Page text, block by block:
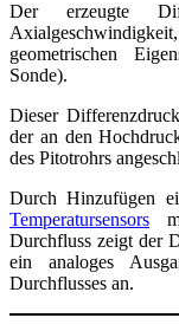
Der erzeugte
geometrischen
Sonde).
Dieser
der an den
des Pitotrohrs
Durch Hinzufügen
Temperatursensors
Durchfluss zeigt der
ein analoges
Durchflusses an.